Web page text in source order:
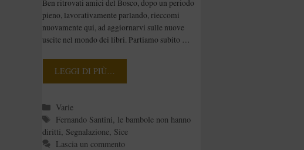
Santini
Ben ritrovati amici del Bosco, dopo un periodo
pieno, lavorativamente parlando, rieccomi
nuovamente qui, ad aggiornarvi sulle nuove
uscite nel mondo dei libri. Partiamo subito …
LEGGI DI PIÙ…
Categorie
Varie
Tag
Fernando Santini le bambole non hanno
diritti Segnalazione Sice
Lascia un commento